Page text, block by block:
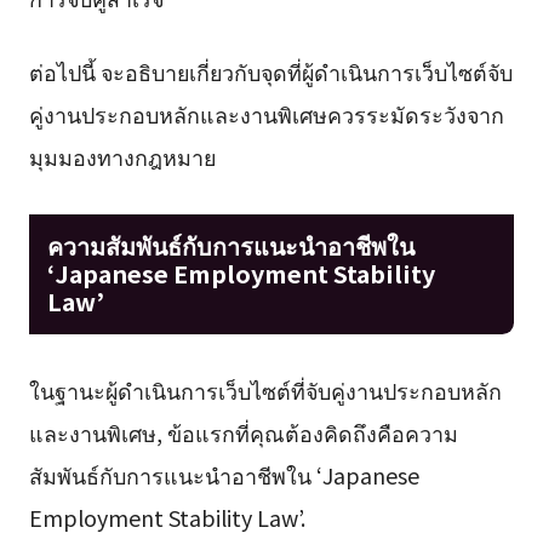
ต่อไปนี้ จะอธิบายเกี่ยวกับจุดที่ผู้ดำเนินการเว็บไซต์จับ
คู่งานประกอบหลักและงานพิเศษควรระมัดระวังจาก
มุมมองทางกฎหมาย
ความสัมพันธ์กับการแนะนำอาชีพใน
‘Japanese Employment Stability
Law’
ในฐานะผู้ดำเนินการเว็บไซต์ที่จับคู่งานประกอบหลัก
และงานพิเศษ, ข้อแรกที่คุณต้องคิดถึงคือความ
สัมพันธ์กับการแนะนำอาชีพใน ‘Japanese
Employment Stability Law’.